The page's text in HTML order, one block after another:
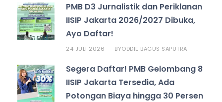
PMB D3 Jurnalistik dan Periklanan
IISIP Jakarta 2026/2027 Dibuka,
Ayo Daftar!
24 JULI 2026 BYODDIE BAGUS SAPUTRA
Segera Daftar! PMB Gelombang 8
IISIP Jakarta Tersedia, Ada
Potongan Biaya hingga 30 Persen